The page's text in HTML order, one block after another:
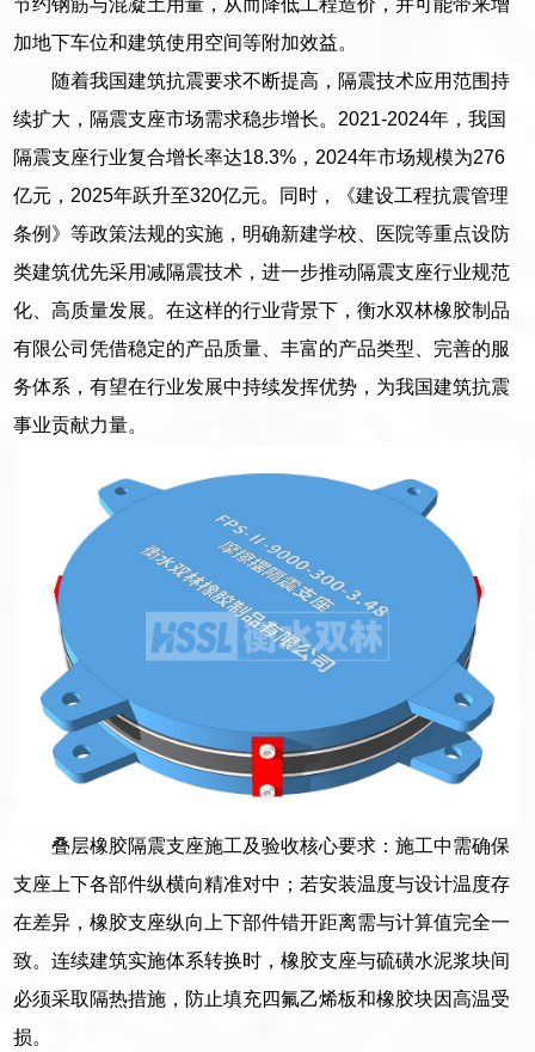
节约钢筋与混凝土用量，从而降低工程造价，并可能带来增
加地下车位和建筑使用空间等附加效益。
随着我国建筑抗震要求不断提高，隔震技术应用范围持
续扩大，隔震支座市场需求稳步增长。2021-2024年，我国
隔震支座行业复合增长率达18.3%，2024年市场规模为276
亿元，2025年跃升至320亿元。同时，《建设工程抗震管理
条例》等政策法规的实施，明确新建学校、医院等重点设防
类建筑优先采用减隔震技术，进一步推动隔震支座行业规范
化、高质量发展。在这样的行业背景下，衡水双林橡胶制品
有限公司凭借稳定的产品质量、丰富的产品类型、完善的服
务体系，有望在行业发展中持续发挥优势，为我国建筑抗震
事业贡献力量。
叠层橡胶隔震支座施工及验收核心要求：施工中需确保
支座上下各部件纵横向精准对中；若安装温度与设计温度存
在差异，橡胶支座纵向上下部件错开距离需与计算值完全一
致。连续建筑实施体系转换时，橡胶支座与硫磺水泥浆块间
必须采取隔热措施，防止填充四氟乙烯板和橡胶块因高温受
损。